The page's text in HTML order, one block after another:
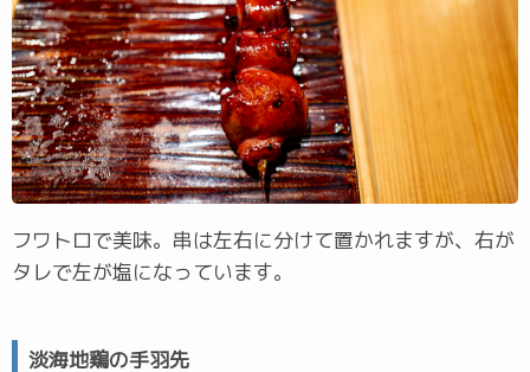
フワトロで美味。串は左右に分けて置かれますが、右が
タレで左が塩になっています。
淡海地鶏の手羽先